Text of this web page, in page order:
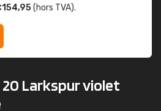
(hors TVA).
Larkspur violet